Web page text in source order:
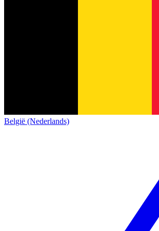
België (Nederlands)